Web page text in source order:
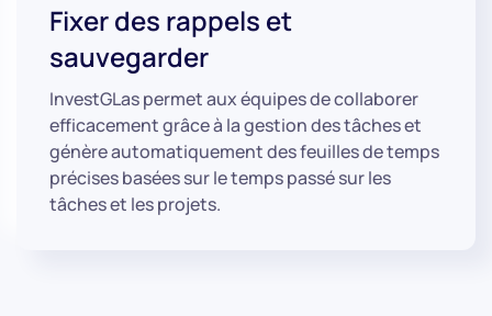
Fixer des rappels et
sauvegarder
InvestGLas permet aux équipes de collaborer
efficacement grâce à la gestion des tâches et
génère automatiquement des feuilles de temps
précises basées sur le temps passé sur les
tâches et les projets.